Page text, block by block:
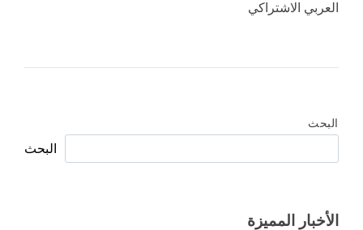
العربي الاشتراكي
البحث
البحث
الأخبار المميزة